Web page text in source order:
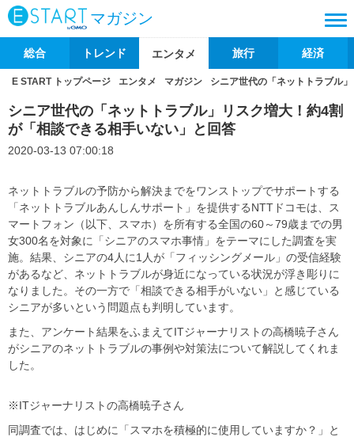
マガジン
総合 トレンド エンタメ 旅行 経済
E START トップページ エンタメ マガジン シニア世代の「ネットトラブル
シニア世代の「ネットトラブル」リスク増大！約4割
が「相談できる相手いない」と回答
2020-03-13 07:00:18
ネットトラブルの予防から解決までをワンストップでサポートする
「ネットトラブルあんしんサポート」を提供するNTTドコモは、ス
マートフォン（以下、スマホ）を所有する全国の60～79歳までの男
女300名を対象に「シニアのスマホ事情」をテーマにした調査を実
施。結果、シニアの4人に1人が「フィッシングメール」の受信経験
があるなど、ネットトラブルが身近になっている状況が浮き彫りに
なりました。その一方で「相談できる相手がいない」と感じている
シニアが多いという問題点も判明しています。
また、アンケート結果をふまえてITジャーナリストの高橋暁子さん
がシニアのネットトラブルの事例や対策法について解説してくれま
した。
※ITジャーナリストの高橋暁子さん
同調査では、はじめに「スマホを積極的に使用していますか？」と